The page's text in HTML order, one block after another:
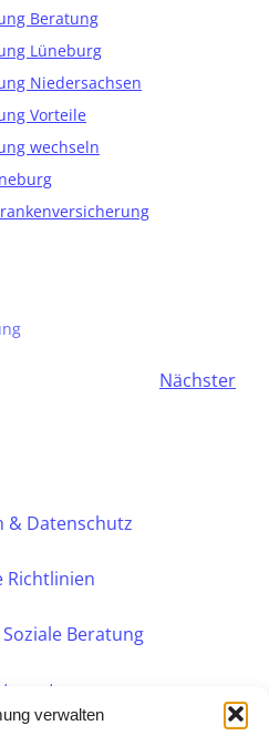
verwalten
Beratung
Lüneburg
Niedersachsen
Vorteile
wechseln
Nächster
& Datenschutz
Richtlinien
Beratung